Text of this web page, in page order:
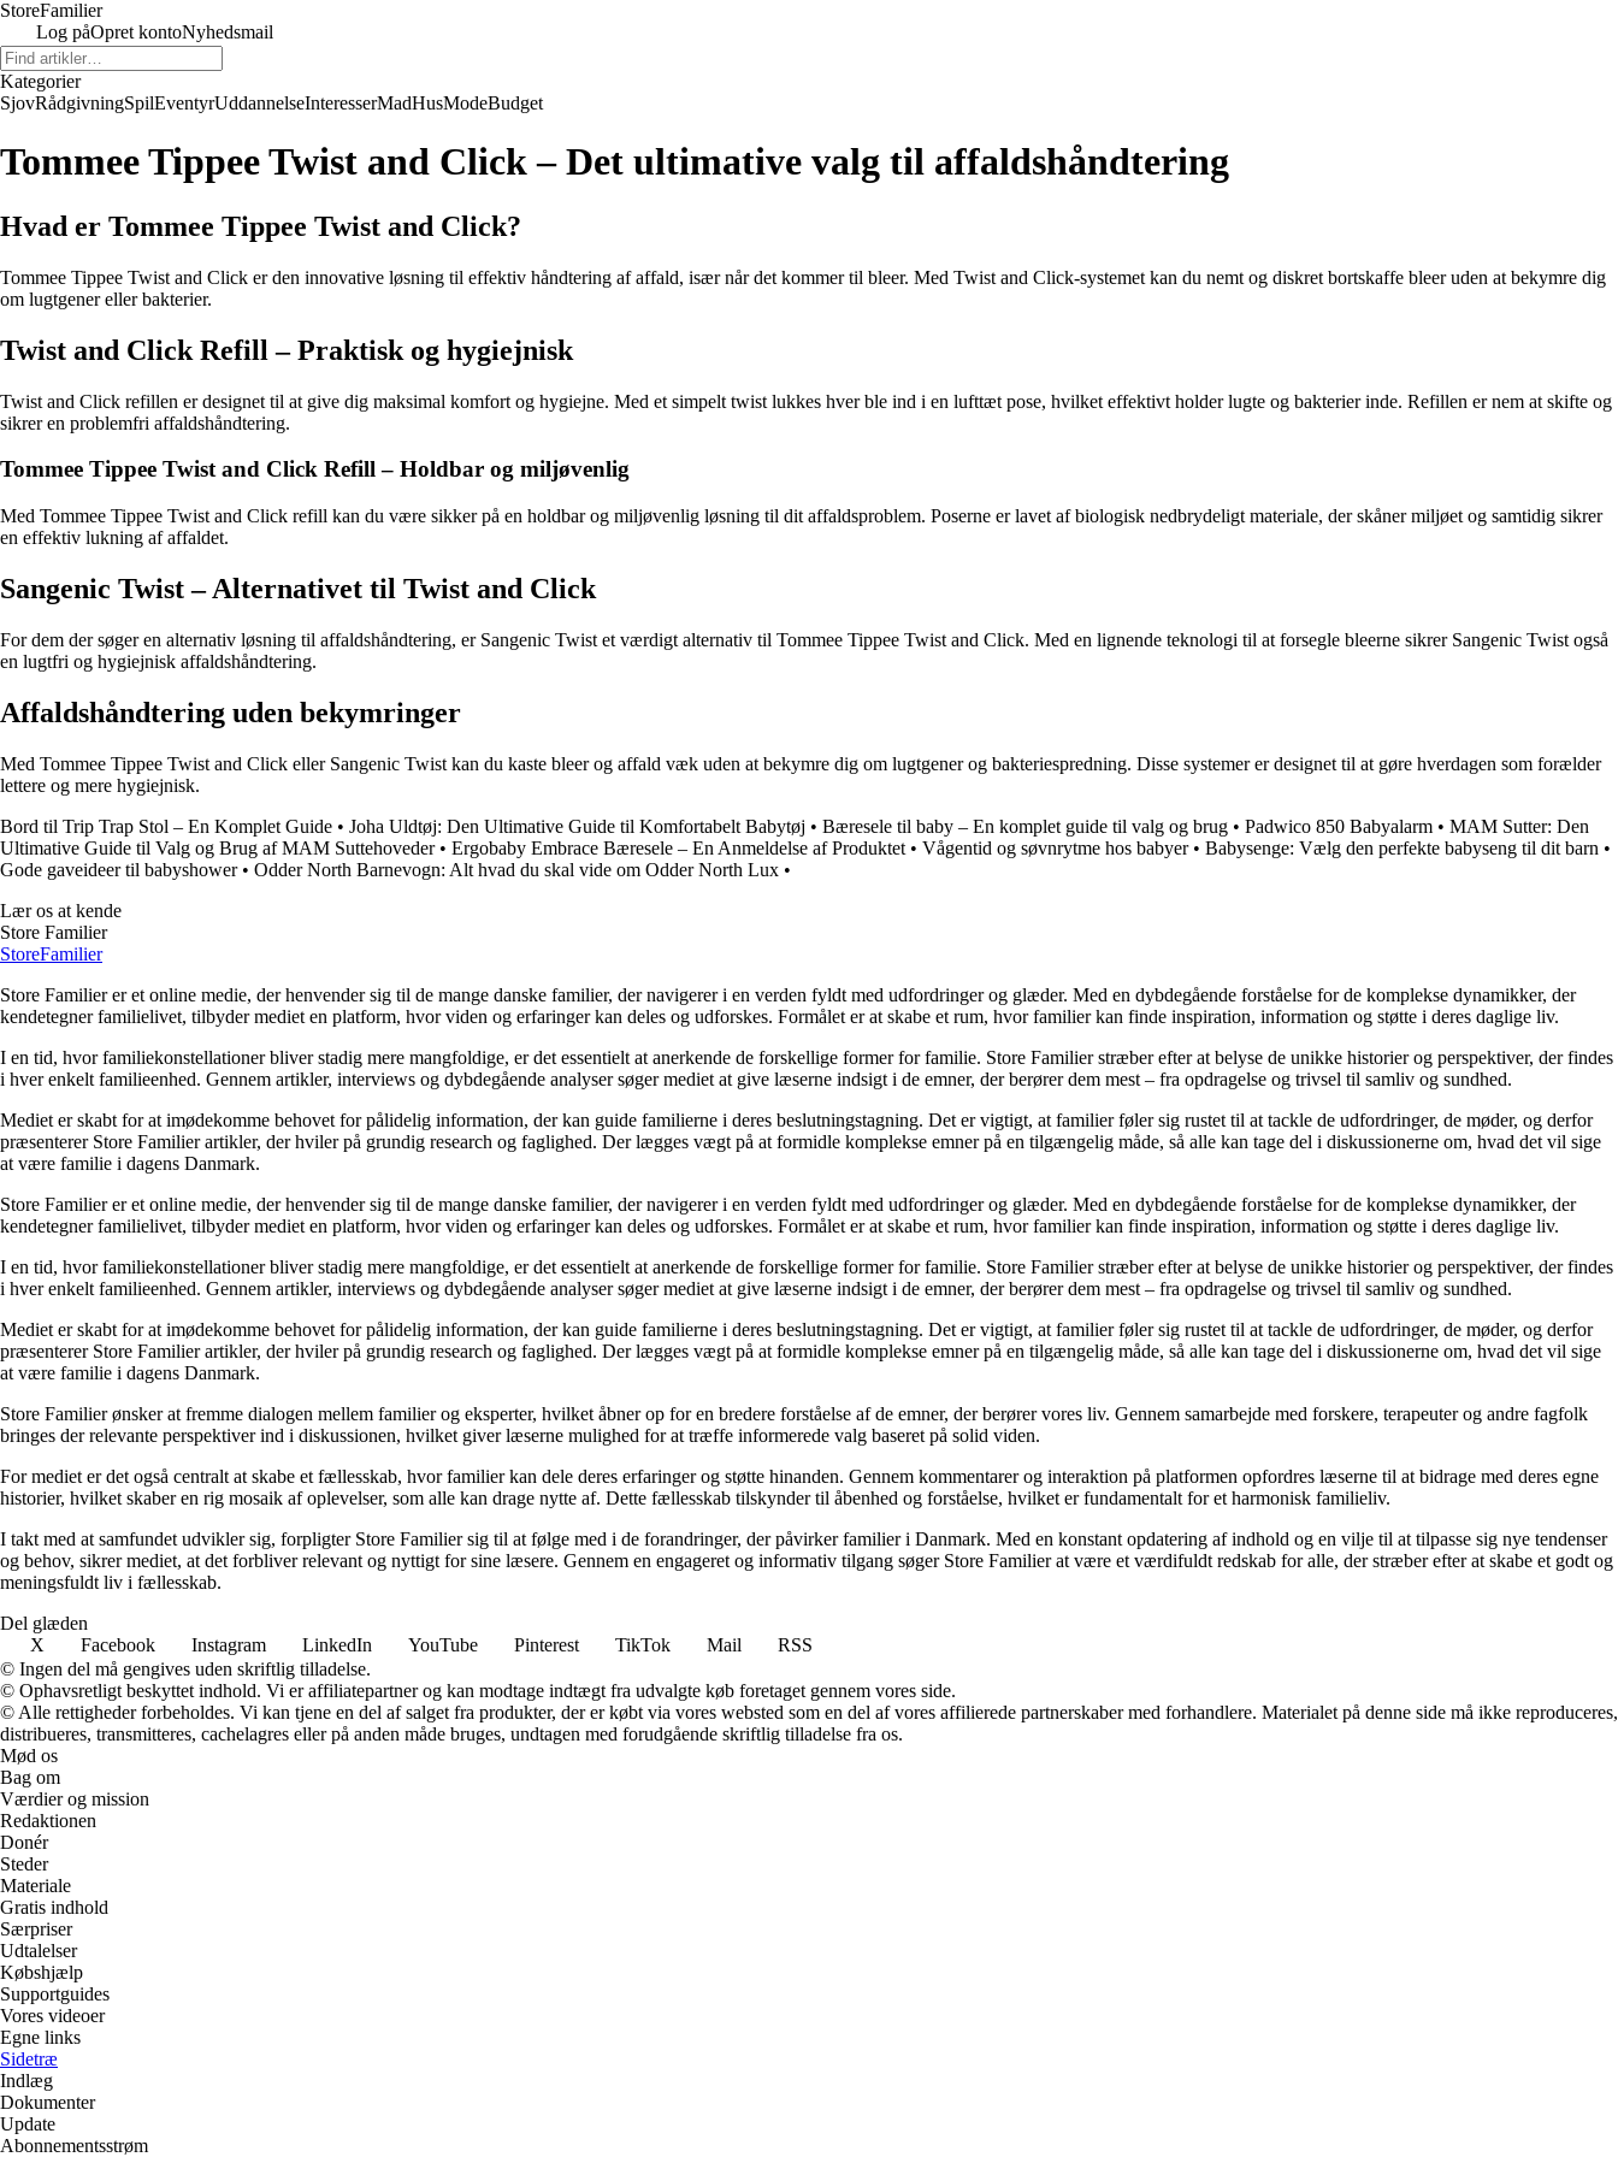
StoreFamilier
Log påOpret kontoNyhedsmail
Kategorier
SjovRådgivningSpilEventyrUddannelseInteresserMadHusModeBudget
Tommee Tippee Twist and Click – Det ultimative valg til affaldshåndtering
Hvad er Tommee Tippee Twist and Click?
Tommee Tippee Twist and Click er den innovative løsning til effektiv håndtering af affald, især når det kommer til bleer. Med Twist and Click-systemet kan du nemt og diskret bortskaffe bleer uden at bekymre dig
om lugtgener eller bakterier.
Twist and Click Refill – Praktisk og hygiejnisk
Twist and Click refillen er designet til at give dig maksimal komfort og hygiejne. Med et simpelt twist lukkes hver ble ind i en lufttæt pose, hvilket effektivt holder lugte og bakterier inde. Refillen er nem at skifte og
sikrer en problemfri affaldshåndtering.
Tommee Tippee Twist and Click Refill – Holdbar og miljøvenlig
Med Tommee Tippee Twist and Click refill kan du være sikker på en holdbar og miljøvenlig løsning til dit affaldsproblem. Poserne er lavet af biologisk nedbrydeligt materiale, der skåner miljøet og samtidig sikrer
en effektiv lukning af affaldet.
Sangenic Twist – Alternativet til Twist and Click
For dem der søger en alternativ løsning til affaldshåndtering, er Sangenic Twist et værdigt alternativ til Tommee Tippee Twist and Click. Med en lignende teknologi til at forsegle bleerne sikrer Sangenic Twist også
en lugtfri og hygiejnisk affaldshåndtering.
Affaldshåndtering uden bekymringer
Med Tommee Tippee Twist and Click eller Sangenic Twist kan du kaste bleer og affald væk uden at bekymre dig om lugtgener og bakteriespredning. Disse systemer er designet til at gøre hverdagen som forælder
lettere og mere hygiejnisk.
Bord til Trip Trap Stol – En Komplet Guide • Joha Uldtøj: Den Ultimative Guide til Komfortabelt Babytøj • Bæresele til baby – En komplet guide til valg og brug • Padwico 850 Babyalarm • MAM Sutter: Den
Ultimative Guide til Valg og Brug af MAM Suttehoveder• Ergobaby Embrace Bæresele – En Anmeldelse af Produktet • Vågentid og søvnrytme hos babyer• Babysenge: Vælg den perfekte babyseng til dit barn •
Gode gaveideer til babyshower• Odder North Barnevogn: Alt hvad du skal vide om Odder North Lux •
Lær os at kende
Store Familier
StoreFamilier
Store Familier er et online medie, der henvender sig til de mange danske familier, der navigerer i en verden fyldt med udfordringer og glæder. Med en dybdegående forståelse for de komplekse dynamikker, der
kendetegner familielivet, tilbyder mediet en platform, hvor viden og erfaringer kan deles og udforskes. Formålet er at skabe et rum, hvor familier kan finde inspiration, information og støtte i deres daglige liv.
I en tid, hvor familiekonstellationer bliver stadig mere mangfoldige, er det essentielt at anerkende de forskellige former for familie. Store Familier stræber efter at belyse de unikke historier og perspektiver, der findes
i hver enkelt familieenhed. Gennem artikler, interviews og dybdegående analyser søger mediet at give læserne indsigt i de emner, der berører dem mest – fra opdragelse og trivsel til samliv og sundhed.
Mediet er skabt for at imødekomme behovet for pålidelig information, der kan guide familierne i deres beslutningstagning. Det er vigtigt, at familier føler sig rustet til at tackle de udfordringer, de møder, og derfor
præsenterer Store Familier artikler, der hviler på grundig research og faglighed. Der lægges vægt på at formidle komplekse emner på en tilgængelig måde, så alle kan tage del i diskussionerne om, hvad det vil sige
at være familie i dagens Danmark.
Store Familier er et online medie, der henvender sig til de mange danske familier, der navigerer i en verden fyldt med udfordringer og glæder. Med en dybdegående forståelse for de komplekse dynamikker, der
kendetegner familielivet, tilbyder mediet en platform, hvor viden og erfaringer kan deles og udforskes. Formålet er at skabe et rum, hvor familier kan finde inspiration, information og støtte i deres daglige liv.
I en tid, hvor familiekonstellationer bliver stadig mere mangfoldige, er det essentielt at anerkende de forskellige former for familie. Store Familier stræber efter at belyse de unikke historier og perspektiver, der findes
i hver enkelt familieenhed. Gennem artikler, interviews og dybdegående analyser søger mediet at give læserne indsigt i de emner, der berører dem mest – fra opdragelse og trivsel til samliv og sundhed.
Mediet er skabt for at imødekomme behovet for pålidelig information, der kan guide familierne i deres beslutningstagning. Det er vigtigt, at familier føler sig rustet til at tackle de udfordringer, de møder, og derfor
præsenterer Store Familier artikler, der hviler på grundig research og faglighed. Der lægges vægt på at formidle komplekse emner på en tilgængelig måde, så alle kan tage del i diskussionerne om, hvad det vil sige
at være familie i dagens Danmark.
Store Familier ønsker at fremme dialogen mellem familier og eksperter, hvilket åbner op for en bredere forståelse af de emner, der berører vores liv. Gennem samarbejde med forskere, terapeuter og andre fagfolk
bringes der relevante perspektiver ind i diskussionen, hvilket giver læserne mulighed for at træffe informerede valg baseret på solid viden.
For mediet er det også centralt at skabe et fællesskab, hvor familier kan dele deres erfaringer og støtte hinanden. Gennem kommentarer og interaktion på platformen opfordres læserne til at bidrage med deres egne
historier, hvilket skaber en rig mosaik af oplevelser, som alle kan drage nytte af. Dette fællesskab tilskynder til åbenhed og forståelse, hvilket er fundamentalt for et harmonisk familieliv.
I takt med at samfundet udvikler sig, forpligter Store Familier sig til at følge med i de forandringer, der påvirker familier i Danmark. Med en konstant opdatering af indhold og en vilje til at tilpasse sig nye tendenser
og behov, sikrer mediet, at det forbliver relevant og nyttigt for sine læsere. Gennem en engageret og informativ tilgang søger Store Familier at være et værdifuldt redskab for alle, der stræber efter at skabe et godt og
meningsfuldt liv i fællesskab.
Del glæden
X
Facebook Instagram LinkedIn YouTube Pinterest TikTok Mail
RSS
© Ingen del må gengives uden skriftlig tilladelse.
© Ophavsretligt beskyttet indhold. Vi er affiliatepartner og kan modtage indtægt fra udvalgte køb foretaget gennem vores side.
© Alle rettigheder forbeholdes. Vi kan tjene en del af salget fra produkter, der er købt via vores websted som en del af vores affilierede partnerskaber med forhandlere. Materialet på denne side må ikke reproduceres,
distribueres, transmitteres, cachelagres eller på anden måde bruges, undtagen med forudgående skriftlig tilladelse fra os.
Mød os
Bag om
Værdier og mission
Redaktionen
Donér
Steder
Materiale
Gratis indhold
Særpriser
Udtalelser
Købshjælp
Supportguides
Vores videoer
Egne links
Sidetræ
Indlæg
Dokumenter
Update
Abonnementsstrøm